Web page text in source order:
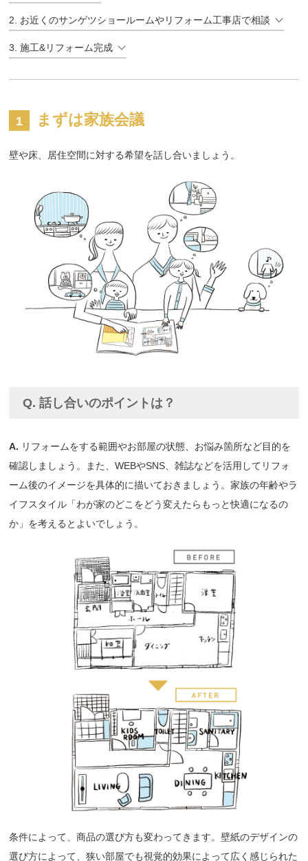
2. お近くのサンゲツショールームやリフォーム工事店で相談
3. 施工&リフォーム完成
まずは家族会議
壁や床、居住空間に対する希望を話し合いましょう。
Q. 話し合いのポイントは？
A. リフォームをする範囲やお部屋の状態、お悩み箇所など目的を
確認しましょう。また、WEBやSNS、雑誌などを活用してリフォ
ーム後のイメージを具体的に描いておきましょう。家族の年齢やラ
イフスタイル「わが家のどこをどう変えたらもっと快適になるの
か」を考えるとよいでしょう。
条件によって、商品の選び方も変わってきます。壁紙のデザインの
選び方によって、狭い部屋でも視覚的効果によって広く感じられた